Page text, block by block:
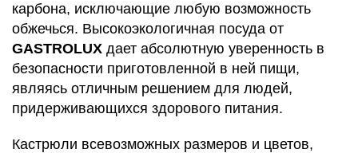
карбона, исключающие любую возможность
обжечься. Высокоэкологичная посуда от
GASTROLUX дает абсолютную уверенность в
безопасности приготовленной в ней пищи,
являясь отличным решением для людей,
придерживающихся здорового питания.
Кастрюли всевозможных размеров и цветов,